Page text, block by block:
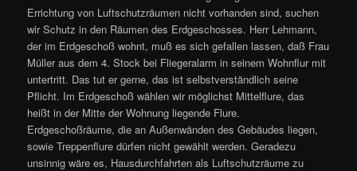
Errichtung von Luftschutzräumen nicht vorhanden sind, suchen
wir Schutz in den Räumen des Erdgeschosses. Herr Lehmann,
der im Erdgeschoß wohnt, muß es sich gefallen lassen, daß Frau
Müller aus dem 4. Stock bei Fliegeralarm in seinem Wohnflur mit
untertritt. Das tut er gerne, das ist selbstverständlich seine
Pflicht. Im Erdgeschoß wählen wir möglichst Mittelflure, das
heißt in der Mitte der Wohnung liegende Flure.
Erdgeschoßräume, die an Außenwänden des Gebäudes liegen,
sowie Treppenflure dürfen nicht gewählt werden. Geradezu
unsinnig wäre es, Hausdurchfahrten als Luftschutzräume zu